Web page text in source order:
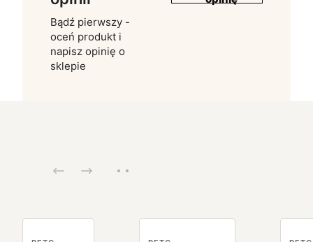
Bądź pierwszy -
oceń produkt i
napisz opinię o
sklepie